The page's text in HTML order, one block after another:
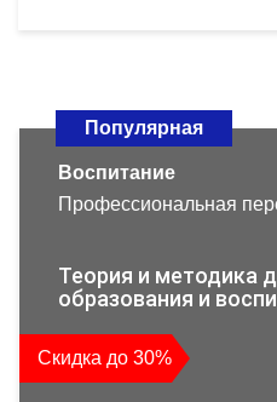
Популярная
Воспитание
Профессиональная
Теория и методика
образования и
Скидка до 30%